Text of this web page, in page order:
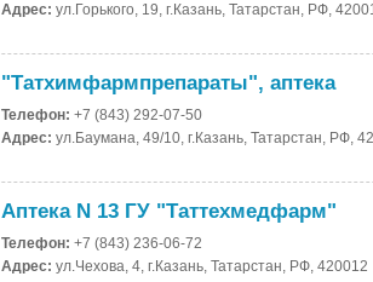
Адрес: ул.Горького, 19, г.Казань, Татарстан, РФ,
"Татхимфармпрепараты", аптека
Телефон: +7 (843) 292-07-50
Адрес: ул.Баумана, 49/10, г.Казань, Татарстан, РФ,
Аптека N 13 ГУ "Таттехмедфарм"
Телефон: +7 (843) 236-06-72
Адрес: ул.Чехова, 4, г.Казань, Татарстан, РФ, 420012